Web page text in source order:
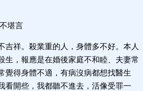
堪言
吉祥。殺業重的人，身體多不好。本人
生，報應是在婚後家庭不和睦、夫妻常
覺得身體不適，有病沒病都想找醫生
看開些，我都聽不進去，活像受罪一